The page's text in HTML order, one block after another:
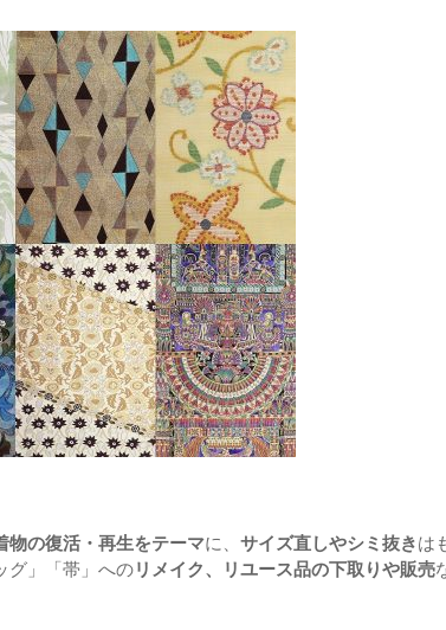
物の復活・再生をテーマに、 サイズ直しやシミ抜きは
グ」「帯」へのリメイク、リユース品の下取りや販売